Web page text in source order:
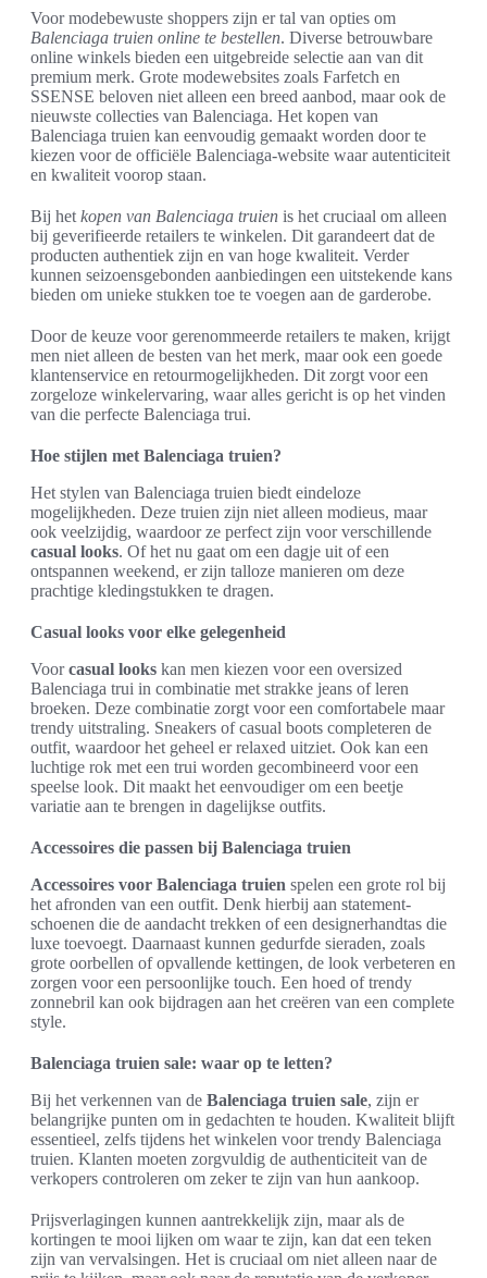
Voor modebewuste shoppers zijn er tal van opties om
Balenciaga truien online te bestellen. Diverse betrouwbare
online winkels bieden een uitgebreide selectie aan van dit
premium merk. Grote modewebsites zoals Farfetch en
SSENSE beloven niet alleen een breed aanbod, maar ook de
nieuwste collecties van Balenciaga. Het kopen van
Balenciaga truien kan eenvoudig gemaakt worden door te
kiezen voor de officiële Balenciaga-website waar autenticiteit
en kwaliteit voorop staan.
Bij het kopen van Balenciaga truien is het cruciaal om alleen
bij geverifieerde retailers te winkelen. Dit garandeert dat de
producten authentiek zijn en van hoge kwaliteit. Verder
kunnen seizoensgebonden aanbiedingen een uitstekende kans
bieden om unieke stukken toe te voegen aan de garderobe.
Door de keuze voor gerenommeerde retailers te maken, krijgt
men niet alleen de besten van het merk, maar ook een goede
klantenservice en retourmogelijkheden. Dit zorgt voor een
zorgeloze winkelervaring, waar alles gericht is op het vinden
van die perfecte Balenciaga trui.
Hoe stijlen met Balenciaga truien?
Het stylen van Balenciaga truien biedt eindeloze
mogelijkheden. Deze truien zijn niet alleen modieus, maar
ook veelzijdig, waardoor ze perfect zijn voor verschillende
casual looks. Of het nu gaat om een dagje uit of een
ontspannen weekend, er zijn talloze manieren om deze
prachtige kledingstukken te dragen.
Casual looks voor elke gelegenheid
Voorcasual looks kan men kiezen voor een oversized
Balenciaga trui in combinatie met strakke jeans of leren
broeken. Deze combinatie zorgt voor een comfortabele maar
trendy uitstraling. Sneakers of casual boots completeren de
outfit, waardoor het geheel er relaxed uitziet. Ook kan een
luchtige rok met een trui worden gecombineerd voor een
speelse look. Dit maakt het eenvoudiger om een beetje
variatie aan te brengen in dagelijkse outfits.
Accessoires die passen bij Balenciaga truien
Accessoires voor Balenciaga truien spelen een grote rol bij
het afronden van een outfit. Denk hierbij aan statement-
schoenen die de aandacht trekken of een designerhandtas die
luxe toevoegt. Daarnaast kunnen gedurfde sieraden, zoals
grote oorbellen of opvallende kettingen, de look verbeteren en
zorgen voor een persoonlijke touch. Een hoed of trendy
zonnebril kan ook bijdragen aan het creëren van een complete
style.
Balenciaga truien sale: waar op te letten?
Bij het verkennen van de Balenciaga truien sale, zijn er
belangrijke punten om in gedachten te houden. Kwaliteit blijft
essentieel, zelfs tijdens het winkelen voor trendy Balenciaga
truien. Klanten moeten zorgvuldig de authenticiteit van de
verkopers controleren om zeker te zijn van hun aankoop.
Prijsverlagingen kunnen aantrekkelijk zijn, maar als de
kortingen te mooi lijken om waar te zijn, kan dat een teken
zijn van vervalsingen. Het is cruciaal om niet alleen naar de